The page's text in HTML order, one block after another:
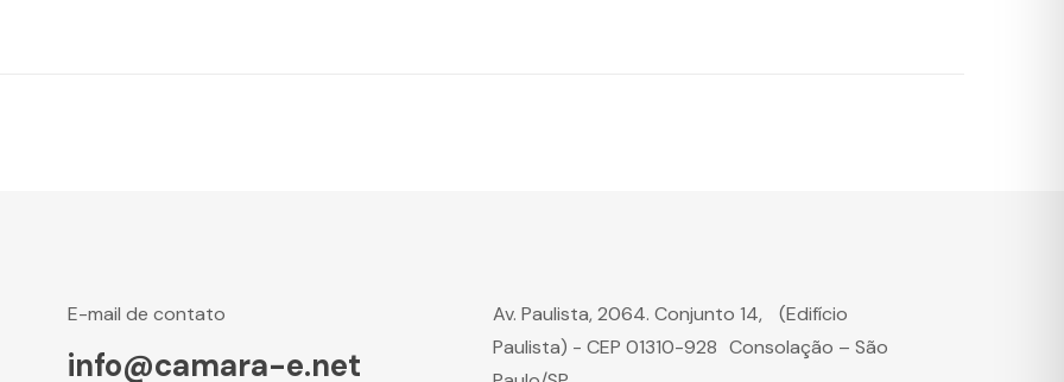
E-mail de contato
info@camara-e.net
Av. Paulista, 2064. Conjunto 14, (Edifício
Paulista) - CEP 01310-928 Consolação – São